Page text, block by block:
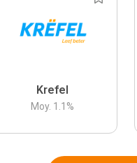
Krefel
Moy. 1.1 %